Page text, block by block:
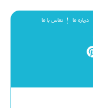
درباره ما تماس با ما